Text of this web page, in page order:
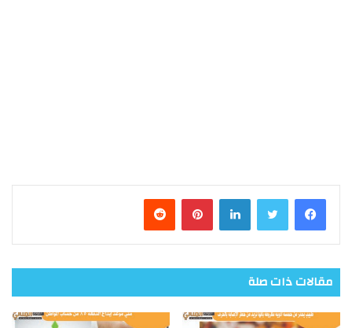
فيسبوك تويتر لينكدإن بينتيريست
مقالات ذات صلة